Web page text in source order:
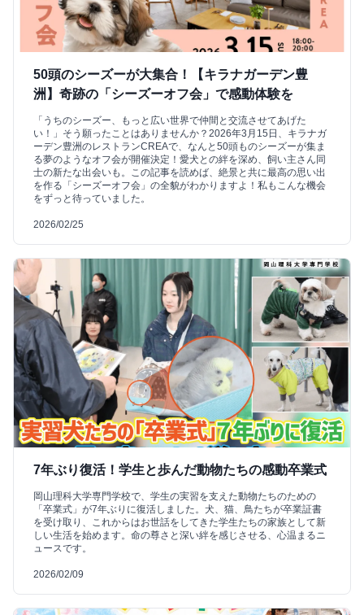
50頭のシーズーが大集合！【キラナガーデン豊
洲】奇跡の「シーズーオフ会」で感動体験を
「うちのシーズー、もっと広い世界で仲間と交流させてあげた
い！」そう願ったことはありませんか？2026年3月15日、キラナガ
ーデン豊洲のレストランCREAで、なんと50頭ものシーズーが集ま
る夢のようなオフ会が開催決定！愛犬との絆を深め、飼い主さん同
士の新たな出会いも。この記事を読めば、絶景と共に最高の思い出
を作る「シーズーオフ会」の全貌がわかりますよ！私もこんな機会
をずっと待っていました。
2026/02/25
7年ぶり復活！学生と歩んだ動物たちの感動卒業式
岡山理科大学専門学校で、学生の実習を支えた動物たちのための
「卒業式」が7年ぶりに復活しました。犬、猫、鳥たちが卒業証書
を受け取り、これからはお世話をしてきた学生たちの家族として新
しい生活を始めます。命の尊さと深い絆を感じさせる、心温まるニ
ュースです。
2026/02/09